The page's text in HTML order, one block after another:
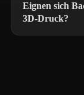
Eignen sich
3D-Druck?